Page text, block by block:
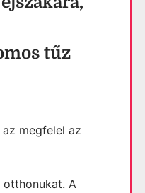
tűz
megfelel az
otthonukat. A